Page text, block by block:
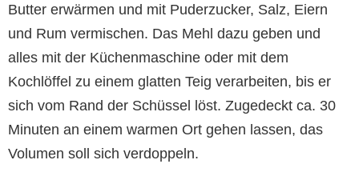
Butter erwärmen und mit Puderzucker, Salz, Eiern
und Rum vermischen. Das Mehl dazu geben und
alles mit der Küchenmaschine oder mit dem
Kochlöffel zu einem glatten Teig verarbeiten, bis er
sich vom Rand der Schüssel löst. Zugedeckt ca. 30
Minuten an einem warmen Ort gehen lassen, das
Volumen soll sich verdoppeln.